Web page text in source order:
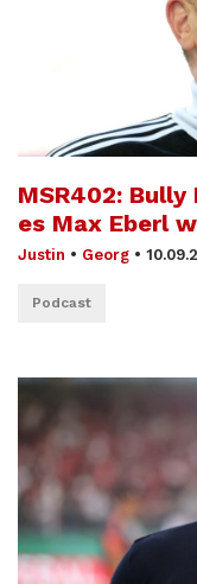
MSR402:
es Max Eberl
Justin • Georg •
Podcast